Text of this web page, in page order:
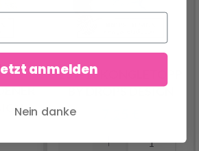
239-18 KONGLETOPP
BY DROPS DESIGN
anmelden
Nein danke